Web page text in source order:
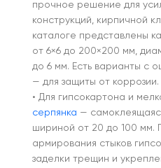
прочное решение для
конструкций, кирпичной
каталоге представлены
от 6×6 до 200×200 мм,
до 6 мм. Есть варианты с
— для защиты от коррозии.
• Для гипсокартона и
серпянка —
шириной от 20 до 100 мм.
армирования стыков
заделки трещин и